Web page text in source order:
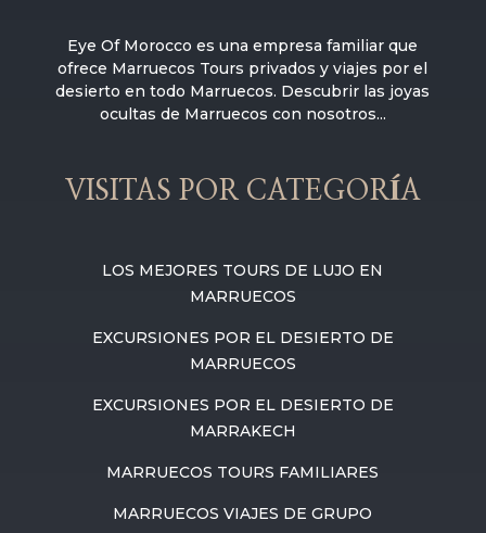
Eye Of Morocco es una empresa familiar que
ofrece Marruecos Tours privados y viajes por el
desierto en todo Marruecos. Descubrir las joyas
ocultas de Marruecos con nosotros...
VISITAS POR CATEGORÍA
LOS MEJORES TOURS DE LUJO EN
MARRUECOS
EXCURSIONES POR EL DESIERTO DE
MARRUECOS
EXCURSIONES POR EL DESIERTO DE
MARRAKECH
MARRUECOS TOURS FAMILIARES
MARRUECOS VIAJES DE GRUPO